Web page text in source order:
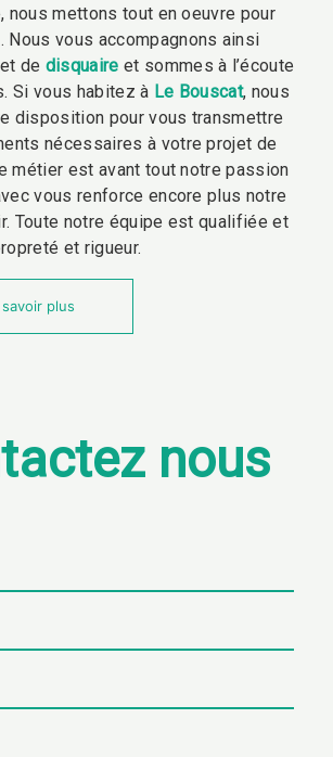
nous mettons tout en oeuvre pour
Nous vous accompagnons ainsi
de disquaire et sommes à l’écoute
Si vous habitez à Le Bouscat, nous
disposition pour vous transmettre
nécessaires à votre projet de
métier est avant tout notre passion
vous renforce encore plus notre
Toute notre équipe est qualifiée et
et rigueur.
savoir plus
nous